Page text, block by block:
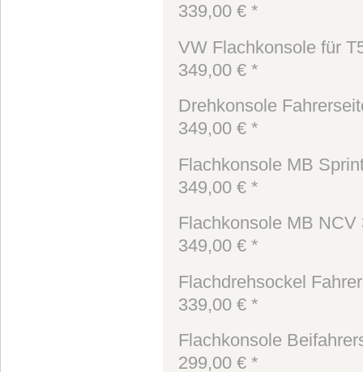
339,00 € *
VW Flachkonsole für
349,00 € *
Drehkonsole
349,00 € *
Flachkonsole MB
349,00 € *
Flachkonsole MB NCV
349,00 € *
Flachdrehsockel
339,00 € *
Flachkonsole
299,00 € *